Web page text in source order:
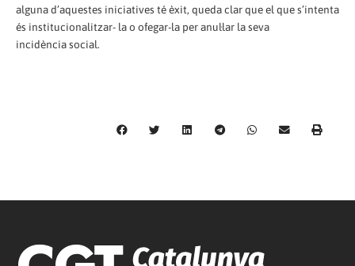
alguna d’aquestes iniciatives té èxit, queda clar que el que s’intenta
és institucionalitzar- la o ofegar-la per anul·lar la seva
incidència social.